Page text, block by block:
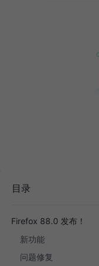
目录
Firefox 88.0 发布！
新功能
问题修复